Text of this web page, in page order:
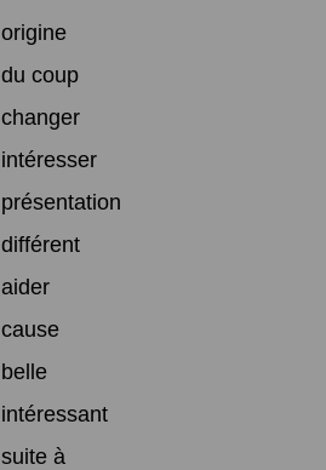
origine
du coup
changer
intéresser
présentation
différent
aider
cause
belle
intéressant
suite à